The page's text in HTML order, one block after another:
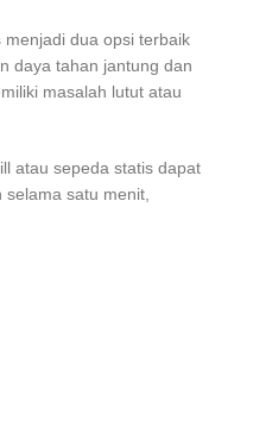
dua opsi terbaik
daya tahan jantung dan
masalah lutut atau
atau sepeda statis dapat
satu menit,